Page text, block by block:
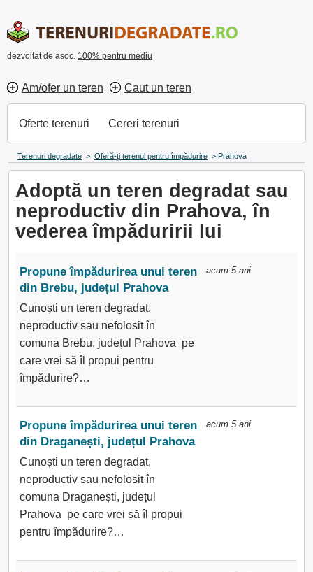
dezvoltat de asoc. 100% pentru mediu
Am/ofer un teren Caut un teren
Oferte terenuri Cereri terenuri
Terenuri degradate > Oferă-ți terenul pentru împădurire > Prahova
Adoptă un teren degradat sau
neproductiv din Prahova, în
vederea împăduririi lui
Propune împădurirea unui teren
din Brebu, județul Prahova
Cunoști un teren degradat,
neproductiv sau nefolosit în
comuna Brebu, județul Prahova pe
care vrei să îl propui pentru
împădurire?…
acum 5 ani
Propune împădurirea unui teren
din Draganești, județul Prahova
Cunoști un teren degradat,
neproductiv sau nefolosit în
comuna Draganești, județul
Prahova pe care vrei să îl propui
pentru împădurire?…
acum 5 ani